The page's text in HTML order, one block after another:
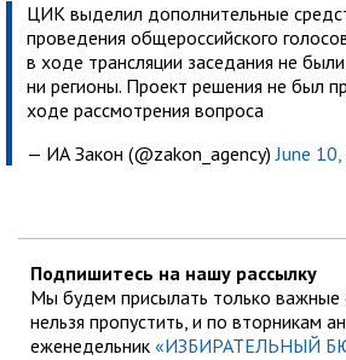
ЦИК выделил дополнительные
проведения общероссийского
в ходе трансляции заседания не
ни регионы. Проект решения не был
ходе рассмотрения вопроса
— ИА Закон (@zakon_agency)June
Подпишитесь на нашу рассылку
Мы будем присылать только важные
нельзя пропустить, и по вторникам
еженедельник «ИЗБИРАТЕЛЬНЫЙ